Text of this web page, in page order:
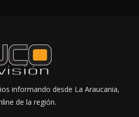
informando desde La Araucania,
de la región.